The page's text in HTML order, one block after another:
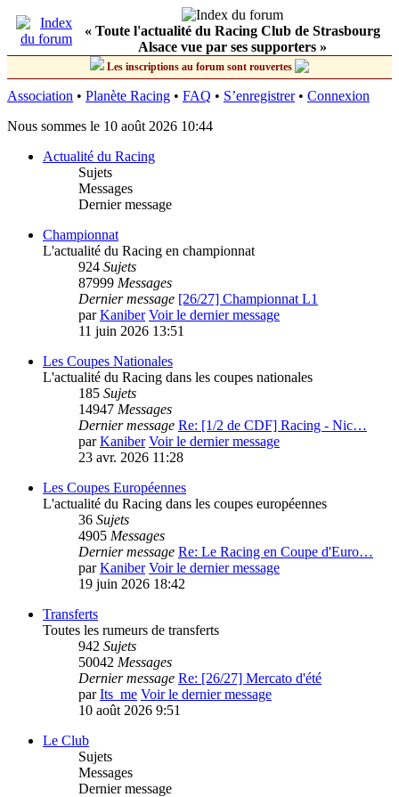
« Toute l'actualité du Racing Club de Strasbourg
Alsace vue par ses supporters »
Les inscriptions au forum sont rouvertes
Association • Planète Racing • FAQ • S’enregistrer• Connexion
Nous sommes le 10 août 2026 10:44
Actualité du Racing
Sujets
Messages
Dernier message
Championnat
L'actualité du Racing en championnat
924 Sujets
87999 Messages
Dernier message [26/27] Championnat L1
parKaniber Voir le dernier message
11 juin 2026 13:51
Les Coupes Nationales
L'actualité du Racing dans les coupes nationales
185 Sujets
14947 Messages
Dernier message Re: [1/2 de CDF] Racing - Nic…
parKaniber Voir le dernier message
23 avr. 2026 11:28
Les Coupes Européennes
L'actualité du Racing dans les coupes européennes
36 Sujets
4905 Messages
Dernier message Re: Le Racing en Coupe d'Euro…
parKaniber Voir le dernier message
19 juin 2026 18:42
Transferts
Toutes les rumeurs de transferts
942 Sujets
50042 Messages
Dernier message Re: [26/27] Mercato d'été
parIts_me Voir le dernier message
10 août 2026 9:51
Le Club
Sujets
Messages
Dernier message